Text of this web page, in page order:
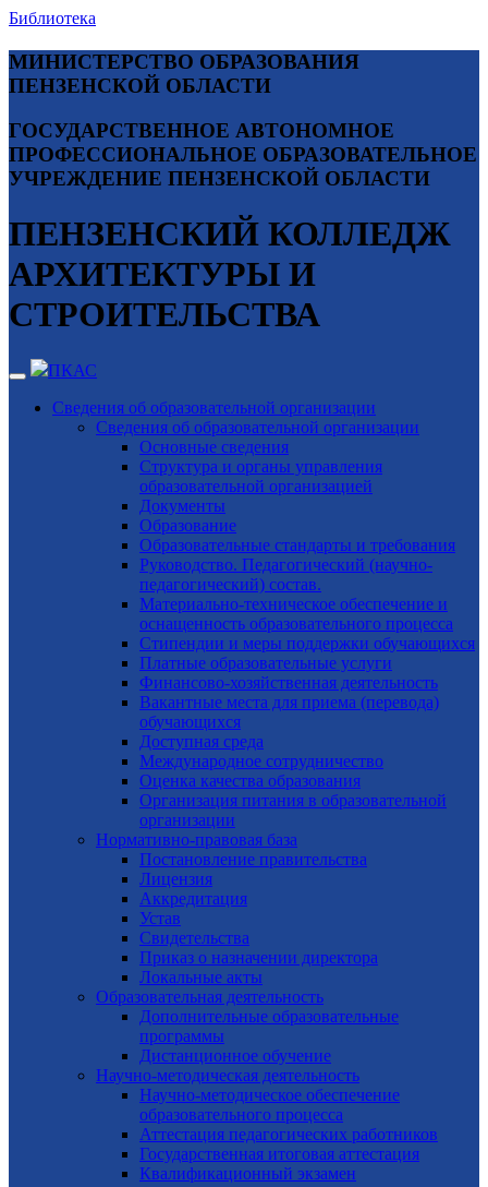
Библиотека
МИНИСТЕРСТВО ОБРАЗОВАНИЯ
ПЕНЗЕНСКОЙ ОБЛАСТИ
ГОСУДАРСТВЕННОЕ АВТОНОМНОЕ
ПРОФЕССИОНАЛЬНОЕ ОБРАЗОВАТЕЛЬНОЕ
УЧРЕЖДЕНИЕ ПЕНЗЕНСКОЙ ОБЛАСТИ
ПЕНЗЕНСКИЙ КОЛЛЕДЖ
АРХИТЕКТУРЫ И
СТРОИТЕЛЬСТВА
ПКАС
Сведения об образовательной организации
Сведения об образовательной организации
Основные сведения
Структура и органы управления
образовательной организацией
Документы
Образование
Образовательные стандарты и требования
Руководство. Педагогический (научно-
педагогический) состав.
Материально-техническое обеспечение и
оснащенность образовательного процесса
Стипендии и меры поддержки обучающихся
Платные образовательные услуги
Финансово-хозяйственная деятельность
Вакантные места для приема (перевода)
обучающихся
Доступная среда
Международное сотрудничество
Оценка качества образования
Организация питания в образовательной
организации
Нормативно-правовая база
Постановление правительства
Лицензия
Аккредитация
Устав
Свидетельства
Приказ о назначении директора
Локальные акты
Образовательная деятельность
Дополнительные образовательные
программы
Дистанционное обучение
Научно-методическая деятельность
Научно-методическое обеспечение
образовательного процесса
Аттестация педагогических работников
Государственная итоговая аттестация
Квалификационный экзамен